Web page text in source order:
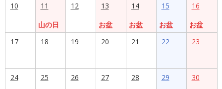
10
11
山の日
12
13
お盆
14
お盆
15
お盆
16
お盆
17
18 19 20 21 22 23
24 25 26 27 28 29 30